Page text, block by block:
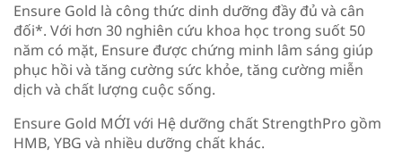
Ensure Gold là công thức dinh dưỡng đầy đủ và cân
đối*. Với hơn 30 nghiên cứu khoa học trong suốt 50
năm có mặt, Ensure được chứng minh lâm sáng giúp
phục hồi và tăng cường sức khỏe, tăng cường miễn
dịch và chất lượng cuộc sống.
Ensure Gold MỚI với Hệ dưỡng chất StrengthPro gồm
HMB, YBG và nhiều dưỡng chất khác.